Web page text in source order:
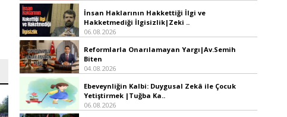
İnsan Haklarının Hakkettiği İlgi ve
Hakketmediği İlgisizlik|Zeki ..
06.08.2026
Reformlarla Onarılamayan Yargı|Av.Semih
Biten
04.08.2026
Ebeveynliğin Kalbi: Duygusal Zekâ ile Çocuk
Yetiştirmek |Tuğba Ka..
06.08.2026